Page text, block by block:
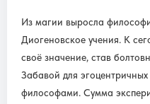
Из магии выросла
Диогеновское учения. К
своё значение, став
Забавой для
философами. Сумма